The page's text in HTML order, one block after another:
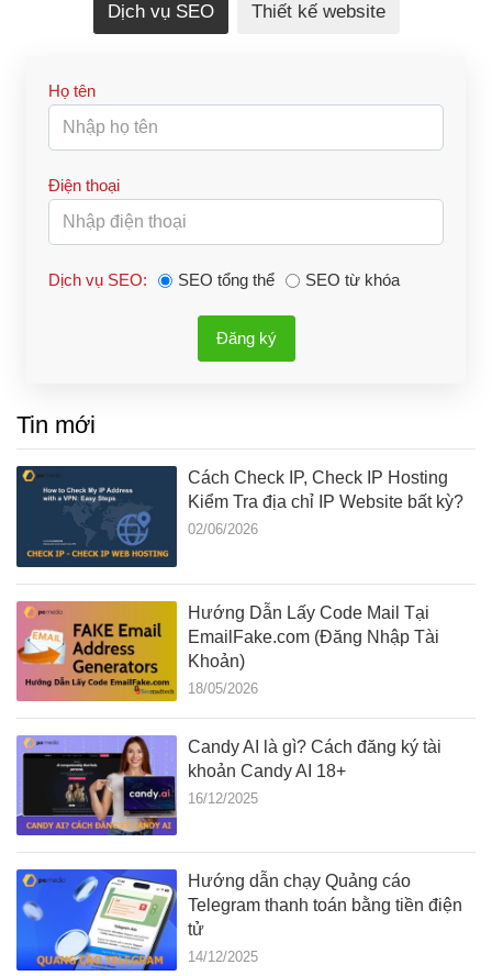
Dịch vụ SEO Thiết kế website
Họ tên
Điện thoại
Dịch vụ SEO: SEO tổng thể SEO từ khóa
Đăng ký
Tin mới
Cách Check IP, Check IP Hosting
Kiểm Tra địa chỉ IP Website bất kỳ?
02/06/2026
Hướng Dẫn Lấy Code Mail Tại
EmailFake.com (Đăng Nhập Tài
Khoản)
18/05/2026
Candy AI là gì? Cách đăng ký tài
khoản Candy AI 18+
16/12/2025
Hướng dẫn chạy Quảng cáo
Telegram thanh toán bằng tiền điện
tử
14/12/2025